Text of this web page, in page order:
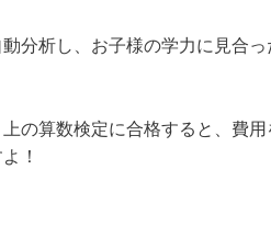
分析し、お子様の学力に見合
の算数検定に合格すると、費
！